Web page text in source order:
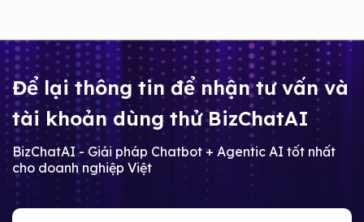
Để lại thông tin để nhận tư vấn và
tài khoản dùng thử BizChatAI
BizChatAI - Giải pháp Chatbot + Agentic AI tốt nhất
cho doanh nghiệp Việt